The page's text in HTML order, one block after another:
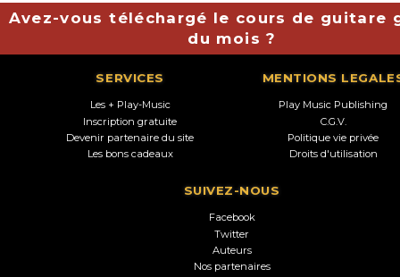
Avez-vous téléchargé le cours de guitare
du mois ?
SERVICES
Les + Play-Music
Inscription gratuite
Devenir partenaire du site
Les bons cadeaux
MENTIONS
Play Music Publishing
C.G.V.
Politique vie privée
Droits d'utilisation
SUIVEZ-NOUS
Facebook
Twitter
Auteurs
Nos partenaires